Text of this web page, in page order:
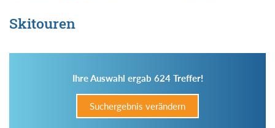
Skitouren
Ihre Auswahl ergab 624 Treffer!
Suchergebnis verändern